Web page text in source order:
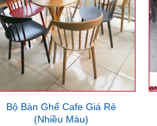
Bộ Bàn Ghế Cafe Giá Rẻ
(Nhiều Màu)